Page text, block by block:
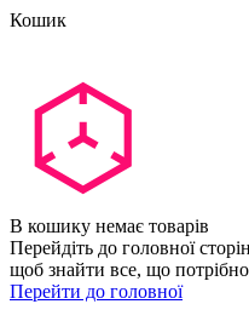
Кошик
В кошику немає товарів
Перейдіть до головної
щоб знайти все, що потрібно
Перейти до головної